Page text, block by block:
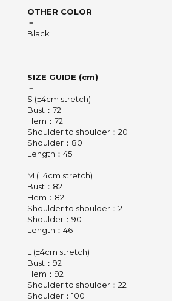
OTHER COLOR
－
Black
SIZE GUIDE (cm)
－
S (±4cm stretch)
Bust：72
Hem：72
Shoulder to shoulder：20
Shoulder：80
Length：45
M (±4cm stretch)
Bust：82
Hem：82
Shoulder to shoulder：21
Shoulder：90
Length：46
L (±4cm stretch)
Bust：92
Hem：92
Shoulder to shoulder：22
Shoulder：100